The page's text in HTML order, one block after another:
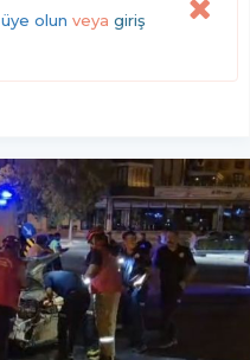
üye olun veya giriş